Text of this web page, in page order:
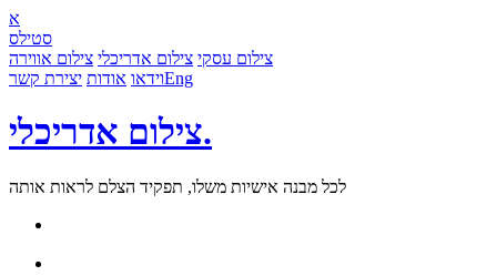
א
סטילס
צילום עסקי צילום אדריכלי צילום אווירה
וידאו אודות יצירת קשר Eng
צילום אדריכלי.
לכל מבנה אישיות משלו, תפקיד הצלם לראות אותה